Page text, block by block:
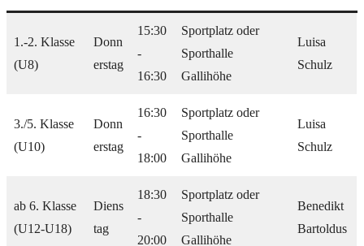
1.-2. Klasse
(U8)
Donn
erstag
15:30
-
16:30
Sportplatz oder
Sporthalle
Gallihöhe
Luisa
Schulz
3./5. Klasse
(U10)
Donn
erstag
16:30
-
18:00
Sportplatz oder
Sporthalle
Gallihöhe
Luisa
Schulz
ab 6. Klasse
(U12-U18)
Diens
tag
18:30
-
20:00
Sportplatz oder
Sporthalle
Gallihöhe
Benedikt
Bartoldus